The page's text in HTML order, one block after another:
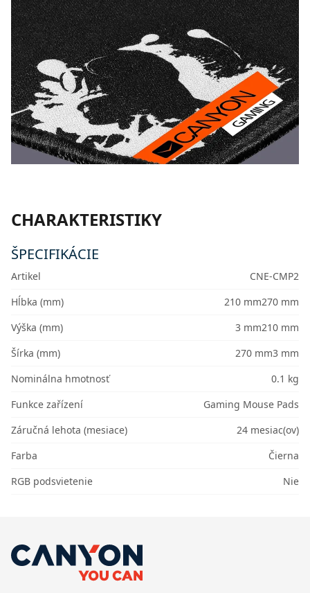
CHARAKTERISTIKY
ŠPECIFIKÁCIE
Artikel
CNE-CMP2
Hĺbka (mm)
210 mm270 mm
Výška (mm)
3 mm210 mm
Šírka (mm)
270 mm3 mm
Nominálna hmotnosť
0.1 kg
Funkce zařízení
Gaming Mouse Pads
Záručná lehota (mesiace)
24 mesiac(ov)
Farba
Čierna
RGB podsvietenie
Nie